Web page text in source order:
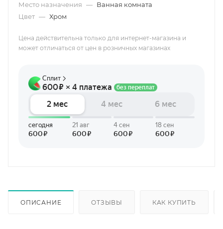
Место назначения — Ванная комната
Цвет — Хром
Цена действительна только для интернет-магазина и
может отличаться от цен в розничных магазинах
ОПИСАНИЕ ОТЗЫВЫ КАК КУПИТЬ